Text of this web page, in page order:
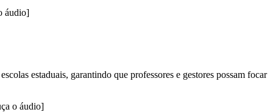
áudio]
estaduais, garantindo que professores e gestores possam focar
o áudio]